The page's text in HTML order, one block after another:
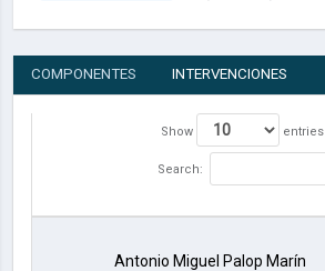
COMPONENTES INTERVENCIONES
Show entries
Search:
Antonio Miguel Palop Marín